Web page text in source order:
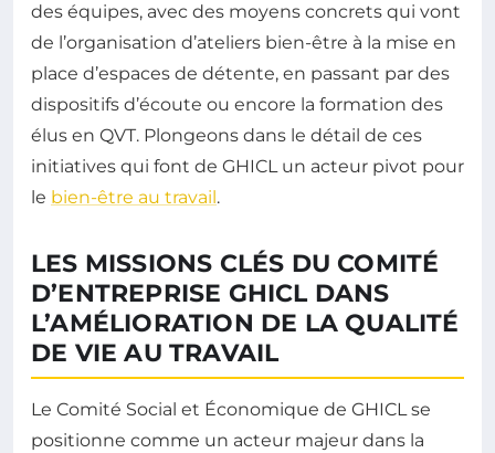
des équipes, avec des moyens concrets qui vont
de l’organisation d’ateliers bien-être à la mise en
place d’espaces de détente, en passant par des
dispositifs d’écoute ou encore la formation des
élus en QVT. Plongeons dans le détail de ces
initiatives qui font de GHICL un acteur pivot pour
le bien-être au travail .
LES MISSIONS CLÉS DU COMITÉ
D’ENTREPRISE GHICL DANS
L’AMÉLIORATION DE LA QUALITÉ
DE VIE AU TRAVAIL
Le Comité Social et Économique de GHICL se
positionne comme un acteur majeur dans la